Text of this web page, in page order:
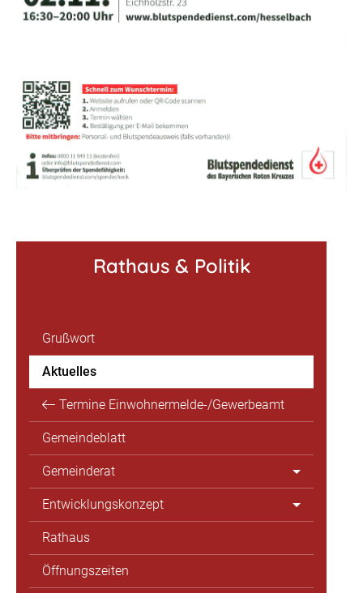
Rathaus & Politik
Grußwort
Aktuelles
Termine Einwohnermelde-/Gewerbeamt
Gemeindeblatt
Gemeinderat
Entwicklungskonzept
Rathaus
Öffnungszeiten